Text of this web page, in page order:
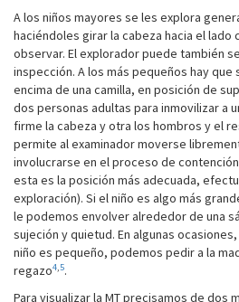
A los niños mayores se les explora
haciéndoles girar la cabeza hacia el lado
observar. El explorador puede también
inspección. A los más pequeños hay
encima de una camilla, en posición de
dos personas adultas para inmovilizar a
firme la cabeza y otra los hombros y el
permite al examinador moverse
involucrarse en el proceso de
esta es la posición más adecuada,
exploración). Si el niño es algo más
le podemos envolver alrededor de una
sujeción y quietud. En algunas
niño es pequeño, podemos pedir a la
regazo4,5.
Para visualizar la MT precisamos de dos